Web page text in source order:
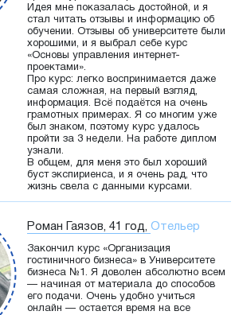
Идея мне показалась достойной, и я
стал читать отзывы и информацию об
обучении. Отзывы об университете были
хорошими, и я выбрал себе курс
«Основы управления интернет-
проектами».
Про курс: легко воспринимается даже
самая сложная, на первый взгляд,
информация. Всё подаётся на очень
грамотных примерах. Я со многим уже
был знаком, поэтому курс удалось
пройти за 3 недели. На работе диплом
узнали.
В общем, для меня это был хороший
буст экспириенса, и я очень рад, что
жизнь свела с данными курсами.
Роман Гаязов, 41 год, Отельер
Закончил курс «Организация
гостиничного бизнеса» в Университете
бизнеса №1. Я доволен абсолютно всем
— начиная от материала до способов
его подачи. Очень удобно учиться
онлайн — остается время на все